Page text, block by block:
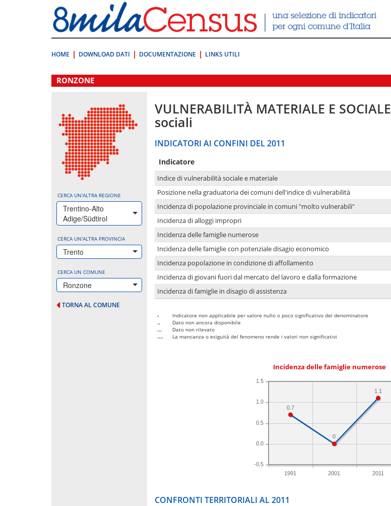
direttamente
a:
Contenuto
HOME DOWNLOAD DATI DOCUMENTAZIONE LINKS UTILI
.
RONZONE
CERCA UN'ALTRA REGIONE
Trentino-Alto
Adige/Südtirol
CERCA UN'ALTRA PROVINCIA
Trento
CERCA UN COMUNE
Ronzone
TORNA AL COMUNE
VULNERABILITÀ MATERIALE E SOCIALE
sociali
INDICATORI AI CONFINI DEL 2011
Indicatore
Indice di vulnerabilità sociale e materiale
Posizione nella graduatoria dei comuni dell'indice di vulnerabilità
Incidenza di popolazione provinciale in comuni "molto vulnerabili"
Incidenza di alloggi impropri
Incidenza delle famiglie numerose
Incidenza delle famiglie con potenziale disagio economico
Incidenza popolazione in condizione di affollamento
Incidenza di giovani fuori dal mercato del lavoro e dalla formazione
Incidenza di famiglie in disagio di assistenza
-
Indicatore non applicabile per valore nullo o poco significativo del denominatore
..
Dato non ancora disponibile
...
Dato non rilevato
....
La mancanza o esiguità del fenomeno rende i valori non significativi
Incidenza delle famiglie numerose
1991 2001 2011
-0.5
0.0
0.5
1.0
1.5
1.1
0
0.7
CONFRONTI TERRITORIALI AL 2011